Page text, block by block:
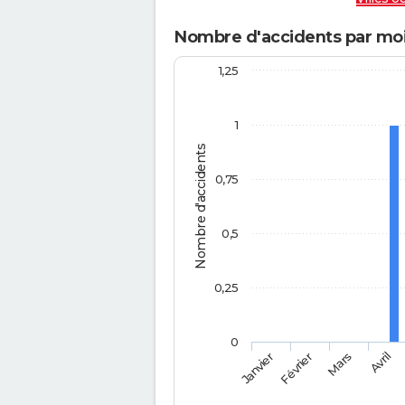
Nombre d'accidents par
Nombre d'accidents
JanvierFévrier Mars Avril
0
1
0,25
0,5
0,75
1,25